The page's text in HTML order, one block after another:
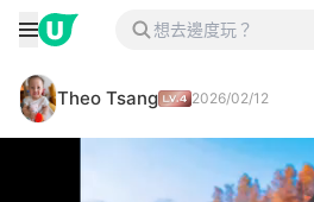
Theo Tsang 2026/02/12